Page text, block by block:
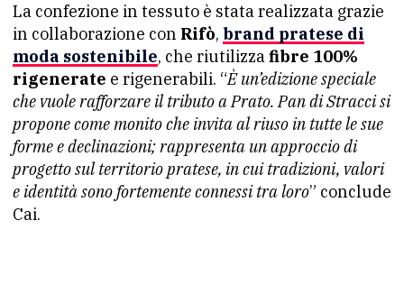
La confezione in tessuto è stata realizzata grazie
in collaborazione con Rifò, brand pratese di
moda sostenibile, che riutilizzafibre 100%
rigenerate e rigenerabili. “È un’edizione speciale
che vuole rafforzare il tributo a Prato. Pan di Stracci si
propone come monito che invita al riuso in tutte le sue
forme e declinazioni; rappresenta un approccio di
progetto sul territorio pratese, in cui tradizioni, valori
e identità sono fortemente connessi tra loro” conclude
Cai.